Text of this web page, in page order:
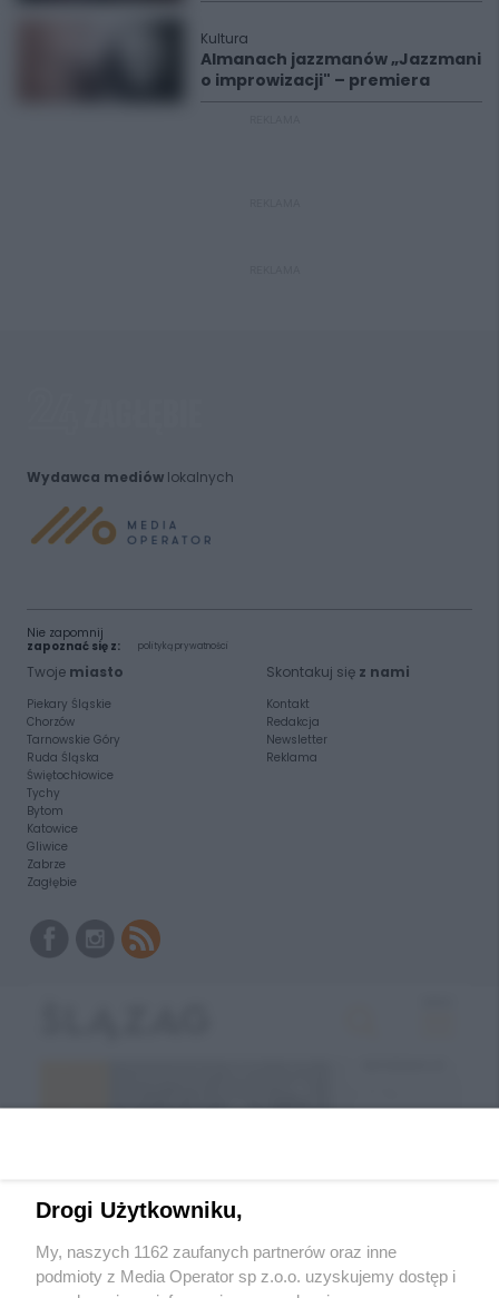
Kultura
Almanach jazzmanów „Jazzmani
o improwizacji" – premiera
Wydawca mediówlokalnych
Nie zapomnij
zapoznać się z:
polityką prywatności
Twoje miasto
Piekary Śląskie
Chorzów
Tarnowskie Góry
Ruda Śląska
Świętochłowice
Tychy
Bytom
Katowice
Gliwice
Zabrze
Zagłębie
Skontakuj się z nami
Kontakt
Redakcja
Newsletter
Reklama
Drogi Użytkowniku,
My, naszych 1162 zaufanych partnerów oraz inne
podmioty z Media Operator sp z.o.o. uzyskujemy dostęp i